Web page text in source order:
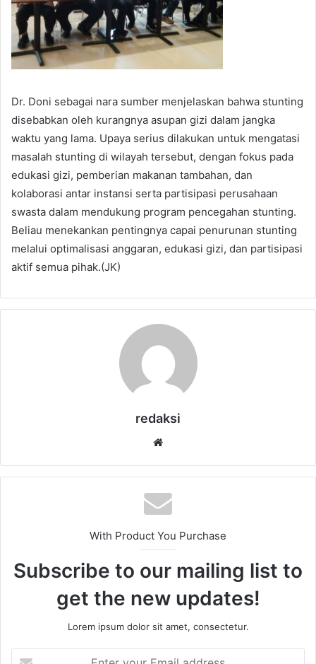
Dr. Doni sebagai nara sumber menjelaskan bahwa stunting
disebabkan oleh kurangnya asupan gizi dalam jangka
waktu yang lama. Upaya serius dilakukan untuk mengatasi
masalah stunting di wilayah tersebut, dengan fokus pada
edukasi gizi, pemberian makanan tambahan, dan
kolaborasi antar instansi serta partisipasi perusahaan
swasta dalam mendukung program pencegahan stunting.
Beliau menekankan pentingnya capai penurunan stunting
melalui optimalisasi anggaran, edukasi gizi, dan partisipasi
aktif semua pihak.(JK)
redaksi
With Product You Purchase
Subscribe to our mailing list to
get the new updates!
Lorem ipsum dolor sit amet, consectetur.